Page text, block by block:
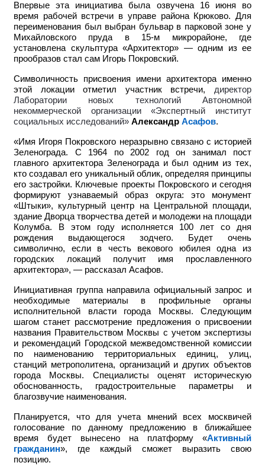
Впервые эта инициатива была озвучена 16 июня во
время рабочей встречи в управе района Крюково. Для
переименования был выбран бульвар в парковой зоне у
Михайловского пруда в 15-м микрорайоне, где
установлена скульптура «Архитектор» — одним из ее
прообразов стал сам Игорь Покровский.
Символичность присвоения имени архитектора именно
этой локации отметил участник встречи, директор
Лаборатории новых технологий Автономной
некоммерческой организации «Экспертный институт
социальных исследований» Александр Асафов.
«Имя Игоря Покровского неразрывно связано с историей
Зеленограда. С 1964 по 2002 год он занимал пост
главного архитектора Зеленограда и был одним из тех,
кто создавал его уникальный облик, определяя принципы
его застройки. Ключевые проекты Покровского и сегодня
формируют узнаваемый образ округа: это монумент
«Штыки», культурный центр на Центральной площади,
здание Дворца творчества детей и молодежи на площади
Колумба. В этом году исполняется 100 лет со дня
рождения выдающегося зодчего. Будет очень
символично, если в честь векового юбилея одна из
городских локаций получит имя прославленного
архитектора», — рассказал Асафов.
Инициативная группа направила официальный запрос и
необходимые материалы в профильные органы
исполнительной власти города Москвы. Следующим
шагом станет рассмотрение предложения о присвоении
названия Правительством Москвы с учетом экспертизы
и рекомендаций Городской межведомственной комиссии
по наименованию территориальных единиц, улиц,
станций метрополитена, организаций и других объектов
города Москвы. Специалисты оценят историческую
обоснованность, градостроительные параметры и
благозвучие наименования.
Планируется, что для учета мнений всех москвичей
голосование по данному предложению в ближайшее
время будет вынесено на платформу «Активный
гражданин», где каждый сможет выразить свою
позицию.